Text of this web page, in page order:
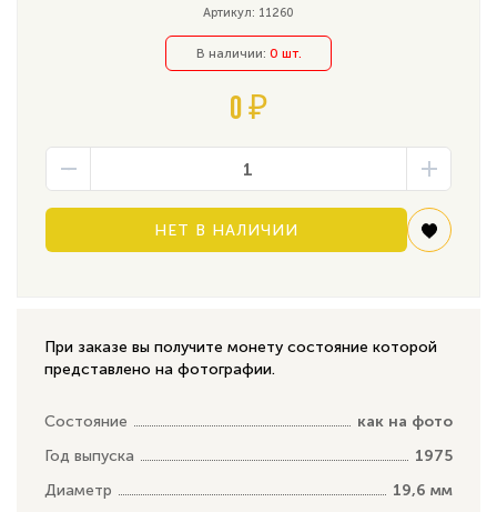
Артикул: 11260
В наличии: 0 шт.
0 ₽
НЕТ В НАЛИЧИИ
При заказе вы получите монету состояние которой
представлено на фотографии.
Состояние
как на фото
Год выпуска
1975
Диаметр
19,6 мм